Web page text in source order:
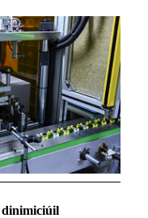
dinimiciúil